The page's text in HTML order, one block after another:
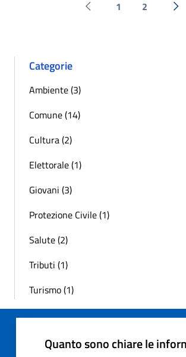
Pagina precedente
1 2
Categorie
Ambiente (3)
Comune (14)
Cultura (2)
Elettorale (1)
Giovani (3)
Protezione Civile (1)
Salute (2)
Tributi (1)
Turismo (1)
Quanto sono chiare le